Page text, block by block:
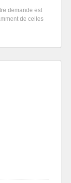
demande est
de celles